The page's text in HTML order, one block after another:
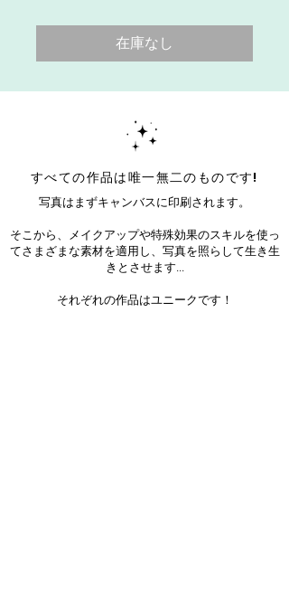
在庫なし
すべての作品は唯一無二のものです!
写真はまずキャンバスに印刷されます。
そこから、メイクアップや特殊効果のスキルを使っ
てさまざまな素材を適用し、写真を照らして生き生
きとさせます...
それぞれの作品はユニークです！